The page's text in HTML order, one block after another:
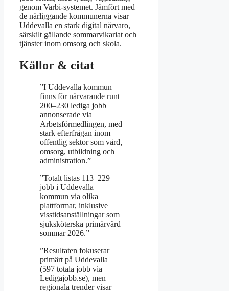
genom Varbi-systemet. Jämfört med
de närliggande kommunerna visar
Uddevalla en stark digital närvaro,
särskilt gällande sommarvikariat och
tjänster inom omsorg och skola.
Källor & citat
”I Uddevalla kommun
finns för närvarande runt
200–230 lediga jobb
annonserade via
Arbetsförmedlingen, med
stark efterfrågan inom
offentlig sektor som vård,
omsorg, utbildning och
administration.”
”Totalt listas 113–229
jobb i Uddevalla
kommun via olika
plattformar, inklusive
visstidsanställningar som
sjuksköterska primärvård
sommar 2026.”
”Resultaten fokuserar
primärt på Uddevalla
(597 totala jobb via
Ledigajobb.se), men
regionala trender visar